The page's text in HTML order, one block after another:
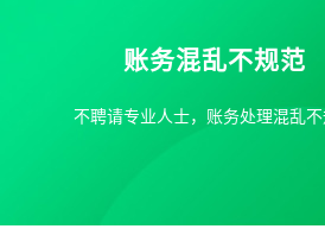
账务混乱不规范
不聘请专业人士，账务处理混乱